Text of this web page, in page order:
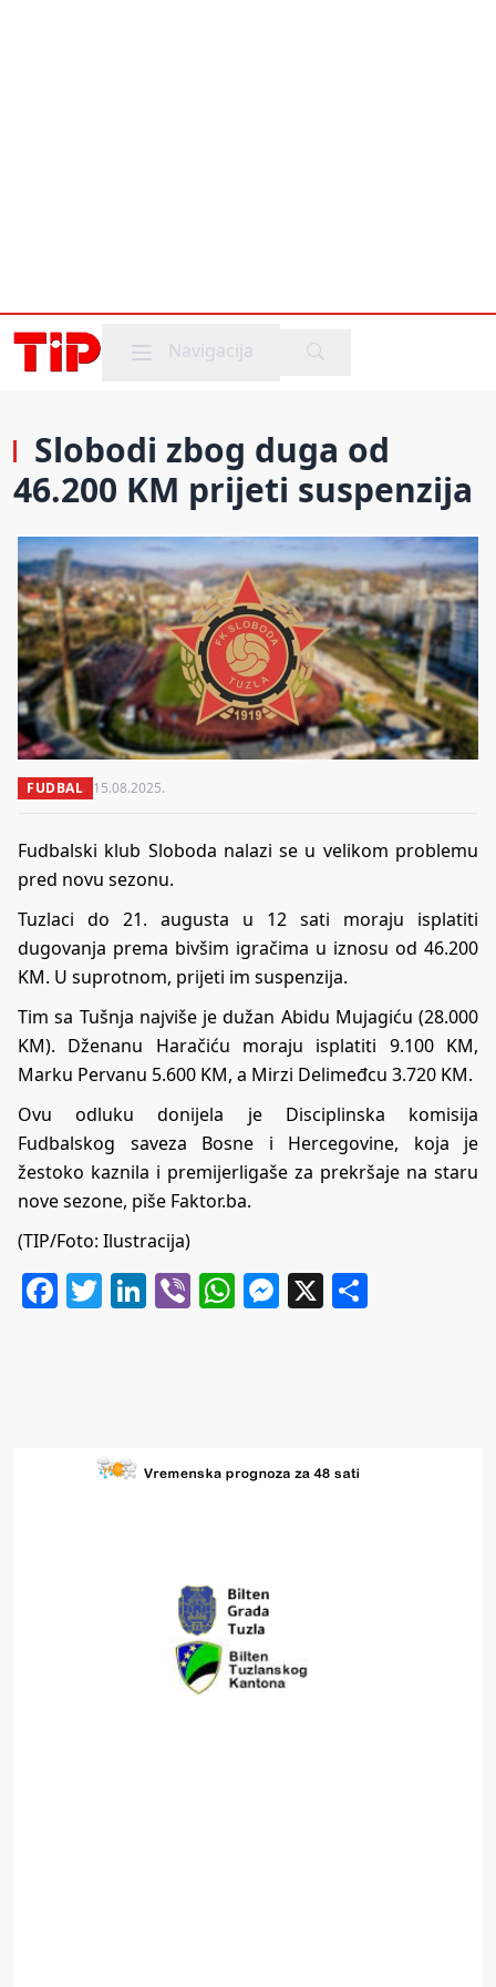
Mobile menu
Navigacija
Slobodi zbog duga od
46.200 KM prijeti suspenzija
FUDBAL 15.08.2025.
Fudbalski klub Sloboda nalazi se u velikom problemu
pred novu sezonu.
Tuzlaci do 21. augusta u 12 sati moraju isplatiti
dugovanja prema bivšim igračima u iznosu od 46.200
KM. U suprotnom, prijeti im suspenzija.
Tim sa Tušnja najviše je dužan Abidu Mujagiću (28.000
KM). Dženanu Haračiću moraju isplatiti 9.100 KM,
Marku Pervanu 5.600 KM, a Mirzi Delimeđcu 3.720 KM.
Ovu odluku donijela je Disciplinska komisija
Fudbalskog saveza Bosne i Hercegovine, koja je
žestoko kaznila i premijerligaše za prekršaje na staru
nove sezone, piše Faktor.ba.
(TIP/Foto: Ilustracija)
Facebook
Twitter
LinkedIn
ViberWhatsApp
Messenger
X